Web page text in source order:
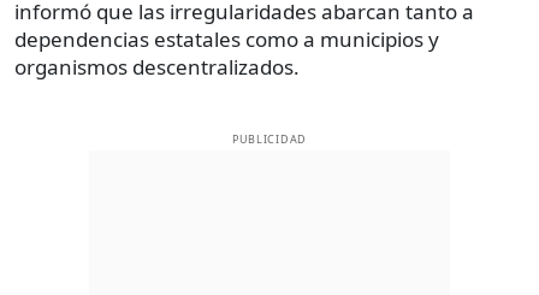
informó que las irregularidades abarcan tanto a
dependencias estatales como a municipios y
organismos descentralizados.
PUBLICIDAD